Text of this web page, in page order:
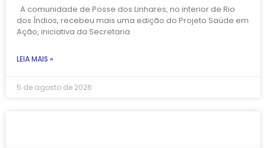
A comunidade de Posse dos Linhares, no interior de Rio
dos Índios, recebeu mais uma edição do Projeto Saúde em
Ação, iniciativa da Secretaria
LEIA MAIS »
5 de agosto de 2026